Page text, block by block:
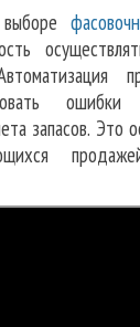
выборе
запасов. Это